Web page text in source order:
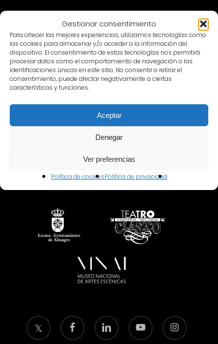
Gestionar consentimiento
Para ofrecer las mejores experiencias, utilizamos tecnologías como
las cookies para almacenar y/o acceder a la información del
dispositivo. El consentimiento de estas tecnologías nos permitirá
procesar datos como el comportamiento de navegación o las
identificaciones únicas en este sitio. No consentir o retirar el
consentimiento, puede afectar negativamente a ciertas
características y funciones.
Aceptar
Denegar
Ver preferencias
Política de cookiesPolítica de privacidad
Patronato
twitter facebook linkedin youtube instagram